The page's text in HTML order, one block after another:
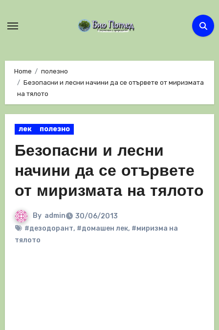
Home
полезно
Безопасни и лесни начини да се отървете от миризмата
на тялото
лек полезно
Безопасни и лесни
начини да се отървете
от миризмата на тялото
By admin
30/06/2013
#дезодорант, #домашен лек, #миризма на
тялото